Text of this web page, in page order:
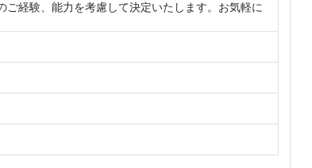
ご経験、能力を考慮して決定いたします。お気軽に